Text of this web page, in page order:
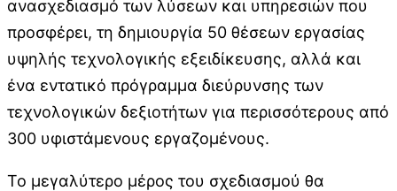
ανασχεδιασμό των λύσεων και υπηρεσιών που
προσφέρει, τη δημιουργία 50 θέσεων εργασίας
υψηλής τεχνολογικής εξειδίκευσης, αλλά και
ένα εντατικό πρόγραμμα διεύρυνσης των
τεχνολογικών δεξιοτήτων για περισσότερους από
300 υφιστάμενους εργαζομένους.
Το μεγαλύτερο μέρος του σχεδιασμού θα